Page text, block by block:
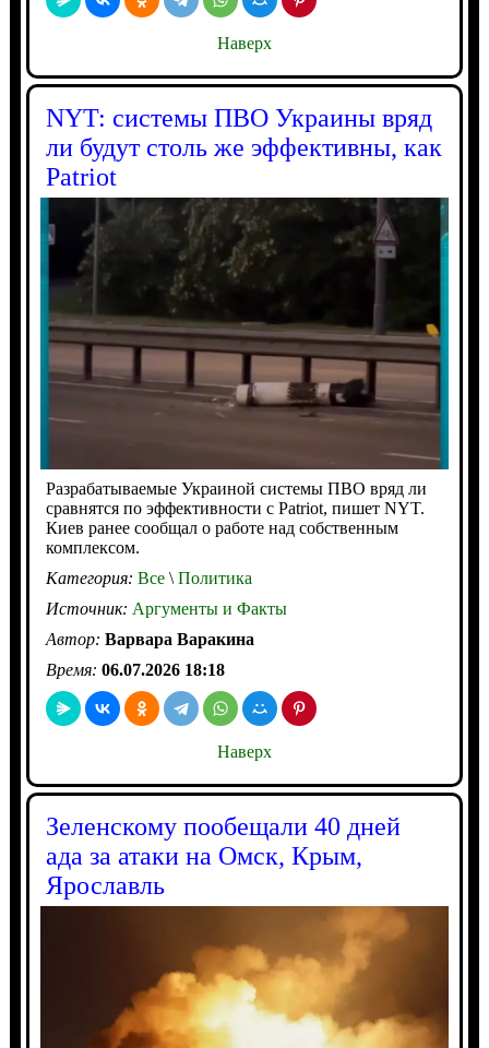
Наверх
NYT: системы ПВО Украины вряд
ли будут столь же эффективны, как
Patriot
Разрабатываемые Украиной системы ПВО вряд ли
сравнятся по эффективности с Patriot, пишет NYT.
Киев ранее сообщал о работе над собственным
комплексом.
Категория: Все\Политика
Источник: Аргументы и Факты
Автор: Варвара Варакина
Время: 06.07.2026 18:18
Наверх
Зеленскому пообещали 40 дней
ада за атаки на Омск, Крым,
Ярославль